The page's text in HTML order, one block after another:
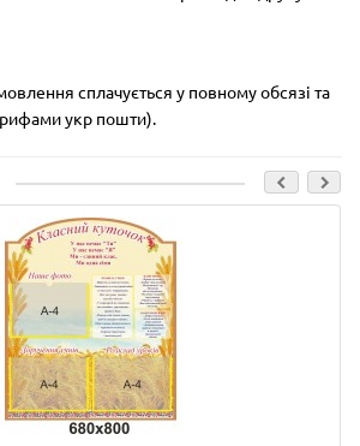
сплачується у повному обсязі та
укр пошти).